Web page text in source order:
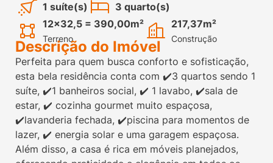
1 suíte(s)
3 quarto(s)
12x32,5 = 390,00m²
Terreno
217,37m²
Construção
Descrição do Imóvel
Perfeita para quem busca conforto e sofisticação,
esta bela residência conta com ✔️3 quartos sendo 1
suíte, ✔️1 banheiros social, ✔️ 1 lavabo, ✔️sala de
estar, ✔️ cozinha gourmet muito espaçosa,
✔️lavanderia fechada, ✔️piscina para momentos de
lazer, ✔️ energia solar e uma garagem espaçosa.
Além disso, a casa é rica em móveis planejados,